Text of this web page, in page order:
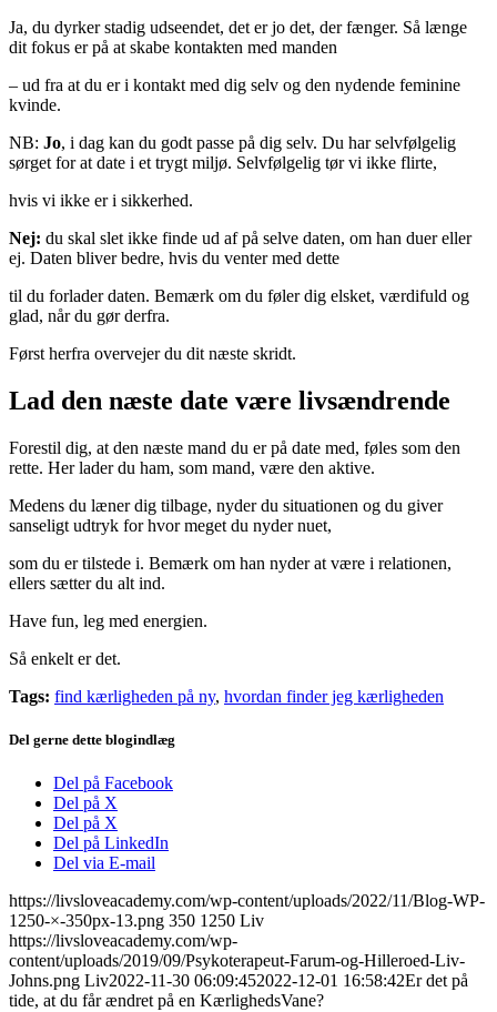
Ja, du dyrker stadig udseendet, det er jo det, der fænger. Så længe
dit fokus er på at skabe kontakten med manden
– ud fra at du er i kontakt med dig selv og den nydende feminine
kvinde.
NB: Jo, i dag kan du godt passe på dig selv. Du har selvfølgelig
sørget for at date i et trygt miljø. Selvfølgelig tør vi ikke flirte,
hvis vi ikke er i sikkerhed.
Nej: du skal slet ikke finde ud af på selve daten, om han duer eller
ej. Daten bliver bedre, hvis du venter med dette
til du forlader daten. Bemærk om du føler dig elsket, værdifuld og
glad, når du gør derfra.
Først herfra overvejer du dit næste skridt.
Lad den næste date være livsændrende
Forestil dig, at den næste mand du er på date med, føles som den
rette. Her lader du ham, som mand, være den aktive.
Medens du læner dig tilbage, nyder du situationen og du giver
sanseligt udtryk for hvor meget du nyder nuet,
som du er tilstede i. Bemærk om han nyder at være i relationen,
ellers sætter du alt ind.
Have fun, leg med energien.
Så enkelt er det.
Tags: find kærligheden på ny, hvordan finder jeg kærligheden
Del gerne dette blogindlæg
Del på Facebook
Del på X
Del på X
Del på LinkedIn
Del via E-mail
https://livsloveacademy.com/wp-content/uploads/2022/11/Blog-WP-
1250-×-350px-13.png 350 1250 Liv
https://livsloveacademy.com/wp-
content/uploads/2019/09/Psykoterapeut-Farum-og-Hilleroed-Liv-
Johns.png Liv2022-11-30 06:09:452022-12-01 16:58:42Er det på
tide, at du får ændret på en KærlighedsVane?